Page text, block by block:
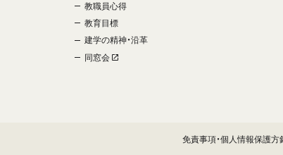
教職員心得
教育目標
建学の精神・沿革
同窓会
免責事項・個人情報保護方